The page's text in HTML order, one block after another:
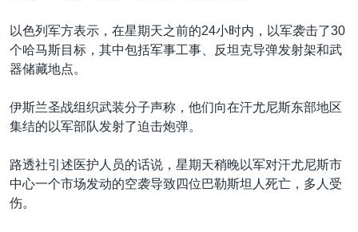
以色列军方表示，在星期天之前的24小时内，以军袭击了30
个哈马斯目标，其中包括军事工事、反坦克导弹发射架和武
器储藏地点。
伊斯兰圣战组织武装分子声称，他们向在汗尤尼斯东部地区
集结的以军部队发射了迫击炮弹。
路透社引述医护人员的话说，星期天稍晚以军对汗尤尼斯市
中心一个市场发动的空袭导致四位巴勒斯坦人死亡，多人受
伤。